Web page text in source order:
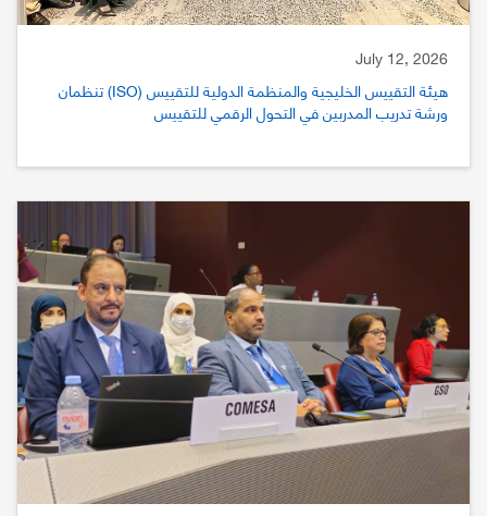
July 12, 2026
هيئة التقييس الخليجية والمنظمة الدولية للتقييس (ISO) تنظمان
ورشة تدريب المدربين في التحول الرقمي للتقييس